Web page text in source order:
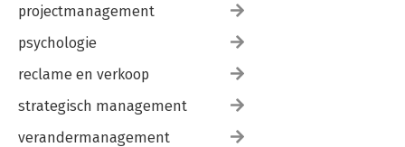
projectmanagement
psychologie
reclame en verkoop
strategisch management
verandermanagement